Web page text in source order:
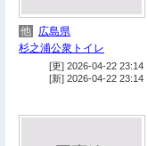
他
広島県
杉之浦公衆トイレ
[更] 2026-04-22 23:14
[新] 2026-04-22 23:14